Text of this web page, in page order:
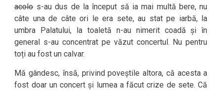
acolos-au dus de la început să ia mai multă bere, nu
câte una de câte ori le era sete, au stat pe iarbă, la
umbra Palatului, la toaletă n-au nimerit coadă și în
general s-au concentrat pe văzut concertul. Nu pentru
toți au fost un calvar.
Mă gândesc, însă, privind poveștile altora, că acesta a
fost doar un concert și lumea a făcut crize de sete. Că